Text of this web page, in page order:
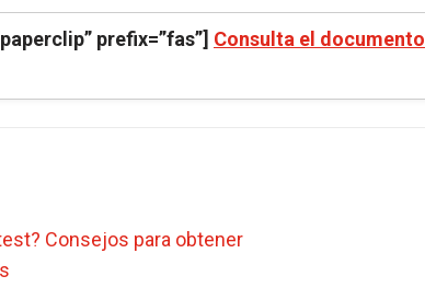
prefix=”fas”] Consulta el documento
Consejos para obtener